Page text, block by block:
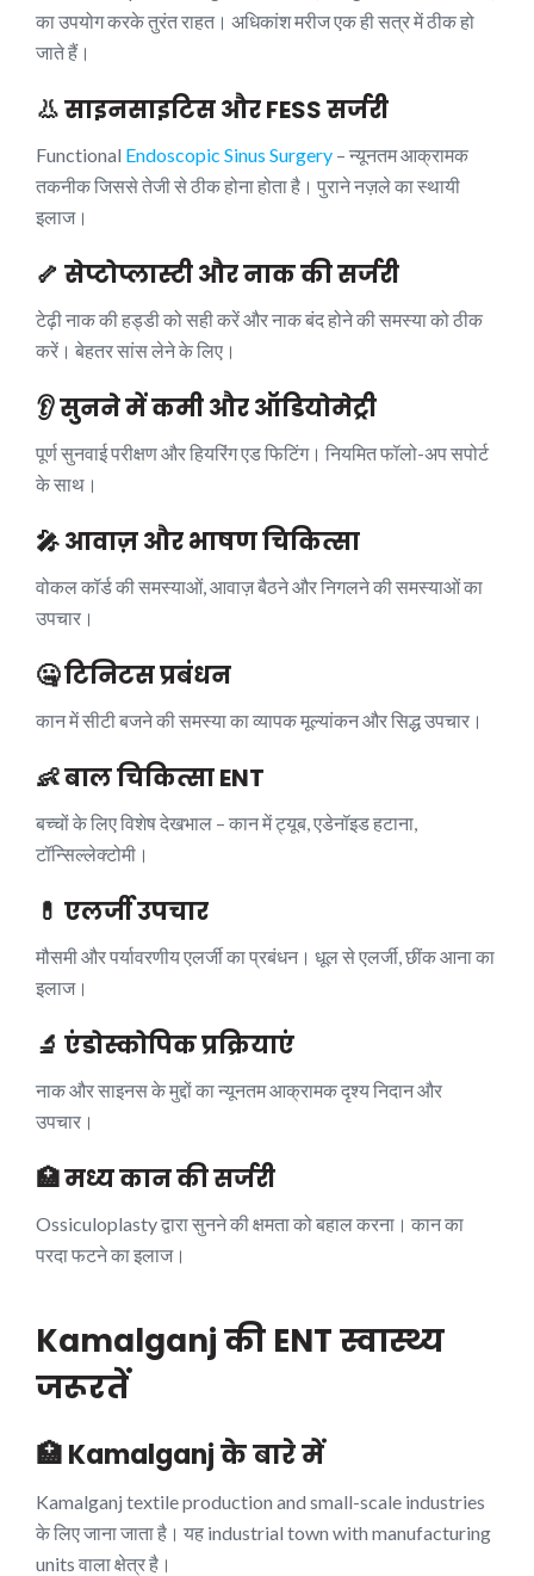
का उपयोग करके तुरंत राहत। अधिकांश मरीज एक ही सत्र में ठीक हो
जाते हैं।
👃 साइनसाइटिस और FESS सर्जरी
Functional Endoscopic Sinus Surgery – न्यूनतम आक्रामक
तकनीक जिससे तेजी से ठीक होना होता है। पुराने नज़ले का स्थायी
इलाज।
🦴 सेप्टोप्लास्टी और नाक की सर्जरी
टेढ़ी नाक की हड्डी को सही करें और नाक बंद होने की समस्या को ठीक
करें। बेहतर सांस लेने के लिए।
👂 सुनने में कमी और ऑडियोमेट्री
पूर्ण सुनवाई परीक्षण और हियरिंग एड फिटिंग। नियमित फॉलो-अप सपोर्ट
के साथ।
🎤 आवाज़ और भाषण चिकित्सा
वोकल कॉर्ड की समस्याओं, आवाज़ बैठने और निगलने की समस्याओं का
उपचार।
🤐 टिनिटस प्रबंधन
कान में सीटी बजने की समस्या का व्यापक मूल्यांकन और सिद्ध उपचार।
👶 बाल चिकित्सा ENT
बच्चों के लिए विशेष देखभाल – कान में ट्यूब, एडेनॉइड हटाना,
टॉन्सिल्लेक्टोमी।
💊 एलर्जी उपचार
मौसमी और पर्यावरणीय एलर्जी का प्रबंधन। धूल से एलर्जी, छींक आना का
इलाज।
🔬 एंडोस्कोपिक प्रक्रियाएं
नाक और साइनस के मुद्दों का न्यूनतम आक्रामक दृश्य निदान और
उपचार।
🏥 मध्य कान की सर्जरी
Ossiculoplasty द्वारा सुनने की क्षमता को बहाल करना। कान का
परदा फटने का इलाज।
Kamalganj की ENT स्वास्थ्य
जरूरतें
🏥 Kamalganj के बारे में
Kamalganj textile production and small-scale industries
के लिए जाना जाता है। यह industrial town with manufacturing
units वाला क्षेत्र है।